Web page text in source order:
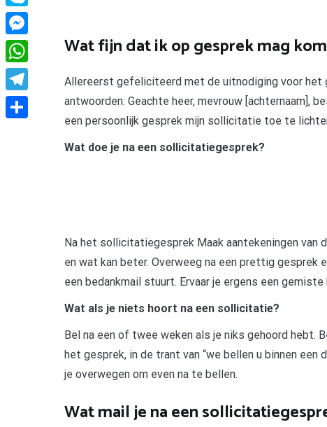
Wat fijn dat ik op gesprek mag
Allereerst gefeliciteerd met de uitnodiging voor het
antwoorden: Geachte heer, mevrouw [achternaam],
een persoonlijk gesprek mijn sollicitatie toe te
Wat doe je na een sollicitatiegesprek?
Na het sollicitatiegesprek Maak aantekeningen van
en wat kan beter. Overweeg na een prettig
een bedankmail stuurt. Ervaar je ergens een
Wat als je niets hoort na een sollicitatie?
Bel na een of twee weken als je niks gehoord hebt.
het gesprek, in de trant van “we bellen u binnen een
je overwegen om even na te bellen.
Wat mail je na een
Skype
Messenger
WhatsApp
Telegram